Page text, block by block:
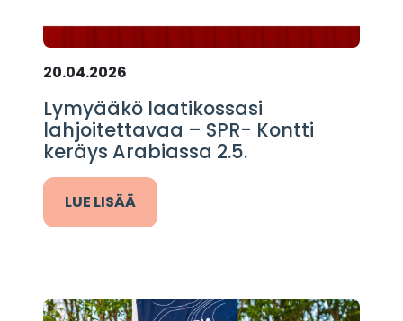
20.04.2026
Lymyääkö laatikossasi
lahjoitettavaa – SPR- Kontti
keräys Arabiassa 2.5.
LUE LISÄÄ